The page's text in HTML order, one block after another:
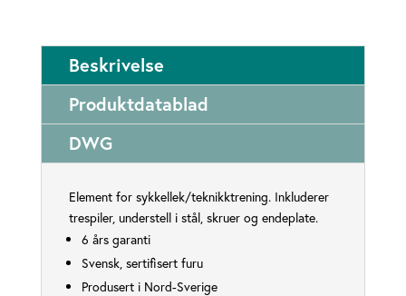
Beskrivelse
Produktdatablad
DWG
Element for sykkellek/teknikktrening. Inkluderer
trespiler, understell i stål, skruer og endeplate.
6 års garanti
Svensk, sertifisert furu
Produsert i Nord-Sverige